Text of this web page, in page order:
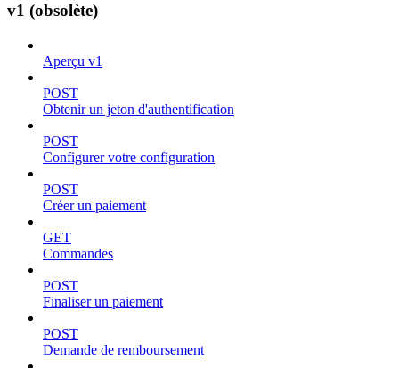
v1 (obsolète)
Aperçu v1
POST
Obtenir un jeton d'authentification
POST
Configurer votre configuration
POST
Créer un paiement
GET
Commandes
POST
Finaliser un paiement
POST
Demande de remboursement